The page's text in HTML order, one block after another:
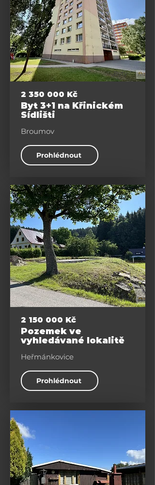
Byty
2 350 000 Kč
Byt 3+1 na Křinickém
Sídlišti
Broumov
Prohlédnout
Pozemky
2 150 000 Kč
Pozemek ve
vyhledávané lokalitě
Heřmánkovice
Prohlédnout